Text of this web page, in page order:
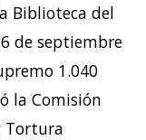
Biblioteca del
de septiembre
1.040
la Comisión
Tortura